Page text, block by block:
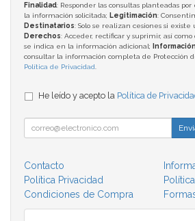
Finalidad: Responder las consultas planteadas
la información solicitada; Legitimación:
Destinatarios: Solo se realizan cesiones si existe
Derechos: Acceder, rectificar y suprimir, así como
se indica en la información adicional;
consultar la información completa de Protección
Política de Privacidad
He leído y acepto la Política de
Contacto
Política Privacidad
Condiciones de Compra